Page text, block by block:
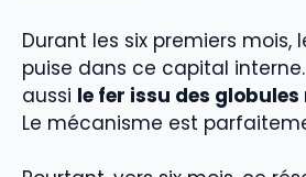
Durant les six premiers mois,
puise dans ce capital
aussi le fer issu des
Le mécanisme est